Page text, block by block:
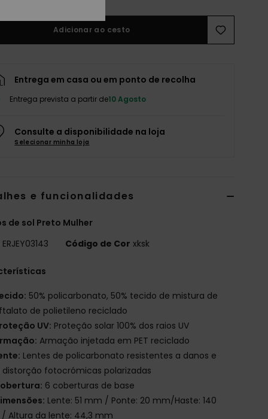
Adicionar ao cesto
Entrega em casa ou em ponto de recolha
Entrega prevista a partir de10 Agosto
Consulte a disponibilidade na loja
Selecionar minha loja
e funcionalidades
de sol Preto Mulher
ERJEY03143 Código de Cor xksk
50% policarbonato, 50% tecido de mistura de
de polietileno reciclado
UV: Proteção solar 100% dos raios UV
Armação injetada em PET reciclado
Lentes de policarbonato resistentes a danos e
distorção fotocrómicas polarizadas
6 coberturas de base
Lente: 51 mm / Ponte: 20 mm/Haste: 140
Altura da lente: 44,3 mm